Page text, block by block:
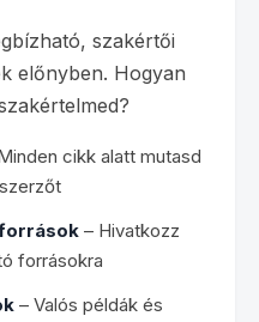
szakértői
előnyben. Hogyan
cikk alatt mutasd
– Hivatkozz
forrásokra
– Valós példák és